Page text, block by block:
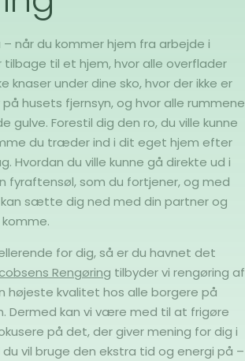
– når du kommer hjem fra arbejde i
til et hjem, hvor alle overflader
knaser under dine sko, hvor der ikke er
husets fjernsyn, og hvor alle rummene
gulve. Forestil dig den ro, du ville kunne
du træder ind i dit eget hjem efter
Hvordan du ville kunne gå direkte ud i
fyraftensøl, som du fortjener, og med
kan sætte dig ned med din partner og
for dig, så er du havnet det
Rengøring tilbyder vi rengøring af
højeste kvalitet hos alle borgere på
Dermed kan vi være med til at frigøre
på det, der giver mening for dig i
vil bruge den ekstra tid og energi på –